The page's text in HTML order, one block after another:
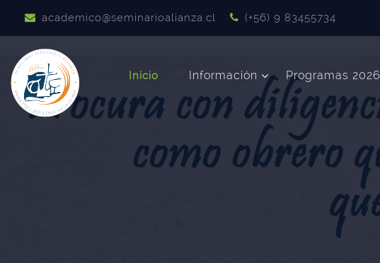
academico@seminarioalianza.cl
(+56) 9 83455734
Inicio Información Programas 2026